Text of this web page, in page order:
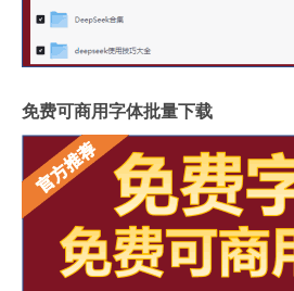
免费可商用字体批量下载